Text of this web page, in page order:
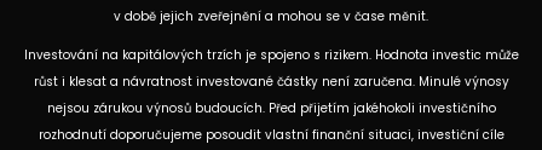
v době jejich zveřejnění a mohou se v čase měnit.
Investování na kapitálových trzích je spojeno s rizikem. Hodnota investic může
růst i klesat a návratnost investované částky není zaručena. Minulé výnosy
nejsou zárukou výnosů budoucích. Před přijetím jakéhokoli investičního
rozhodnutí doporučujeme posoudit vlastní finanční situaci, investiční cíle